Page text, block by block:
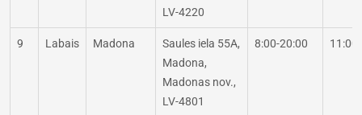
LV-4220
9 Labais Madona
Saules iela 55A,
Madona,
Madonas nov.,
LV-4801
8:00-20:00